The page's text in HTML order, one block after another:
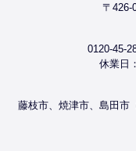
〒426-
0120-45-
休業日
藤枝市、焼津市、島田市